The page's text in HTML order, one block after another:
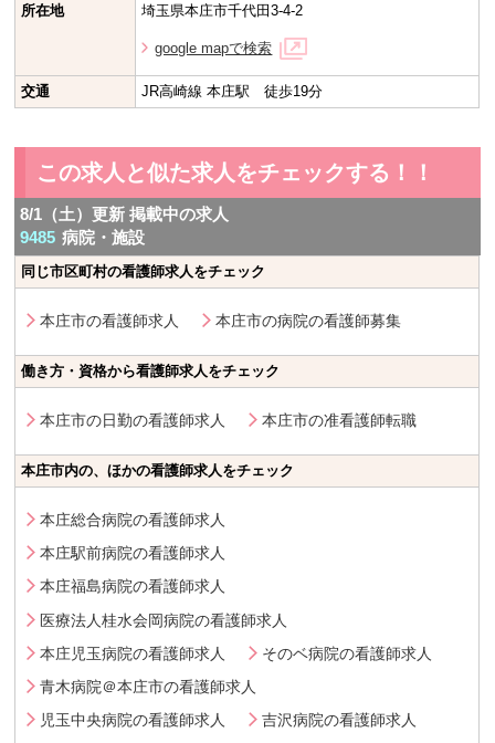
所在地
埼玉県本庄市千代田3-4-2
google mapで検索
交通 JR高崎線 本庄駅 徒歩19分
この求人と似た求人をチェックする！！
8/1（土）更新 掲載中の求人
9485 病院・施設
同じ市区町村の看護師求人をチェック
本庄市の看護師求人 本庄市の病院の看護師募集
働き方・資格から看護師求人をチェック
本庄市の日勤の看護師求人 本庄市の准看護師転職
本庄市内の、ほかの看護師求人をチェック
本庄総合病院の看護師求人
本庄駅前病院の看護師求人
本庄福島病院の看護師求人
医療法人桂水会岡病院の看護師求人
本庄児玉病院の看護師求人
そのベ病院の看護師求人
青木病院＠本庄市の看護師求人
児玉中央病院の看護師求人
吉沢病院の看護師求人